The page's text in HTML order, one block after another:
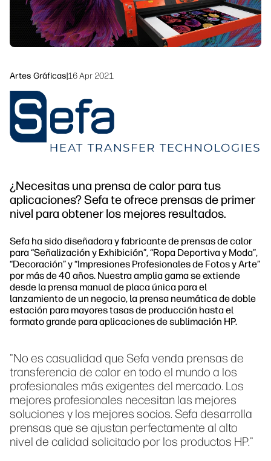
Síguenos
linkedInfacebooktwitteryoutube
Soluciones de flujo de trabajo
Sostenibilidad
Artes Gráficas|16 Apr 2021
¿Necesitas una prensa de calor para tus
aplicaciones? Sefa te ofrece prensas de primer
nivel para obtener los mejores resultados.
Sefa ha sido diseñadora y fabricante de prensas de calor
para “Señalización y Exhibición”, “Ropa Deportiva y Moda”,
“Decoración” y “Impresiones Profesionales de Fotos y Arte”
por más de 40 años. Nuestra amplia gama se extiende
desde la prensa manual de placa única para el
lanzamiento de un negocio, la prensa neumática de doble
estación para mayores tasas de producción hasta el
formato grande para aplicaciones de sublimación HP.
"No es casualidad que Sefa venda prensas de
transferencia de calor en todo el mundo a los
profesionales más exigentes del mercado. Los
mejores profesionales necesitan las mejores
soluciones y los mejores socios. Sefa desarrolla
prensas que se ajustan perfectamente al alto
nivel de calidad solicitado por los productos HP."